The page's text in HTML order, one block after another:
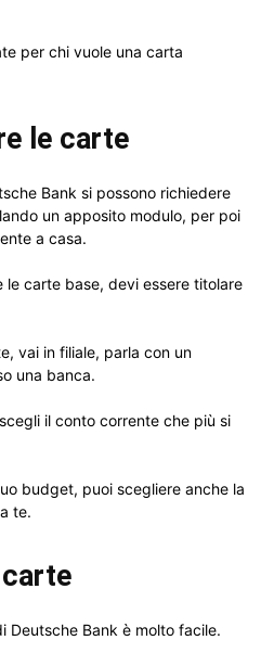
per chi vuole una carta
le carte
Bank si possono richiedere
un apposito modulo, per poi
a casa.
le carte base, devi essere titolare
vai in filiale, parla con un
una banca.
il conto corrente che più si
budget, puoi scegliere anche la
te.
Deutsche Bank è molto facile.